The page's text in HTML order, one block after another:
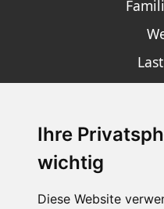
Ihre
wichtig
Diese Website
Die Schneehoehen Ski
Muss für alle